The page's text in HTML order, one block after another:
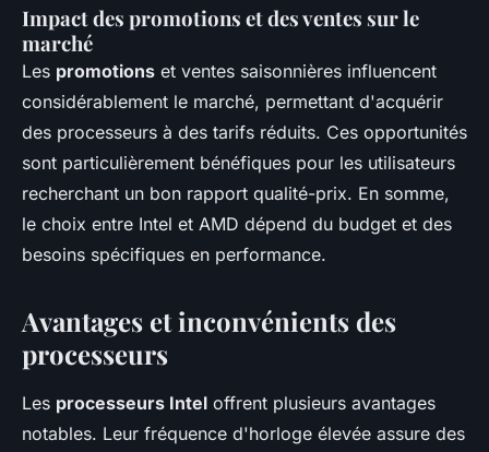
Impact des promotions et des ventes sur le
marché
Les promotions et ventes saisonnières influencent
considérablement le marché, permettant d'acquérir
des processeurs à des tarifs réduits. Ces opportunités
sont particulièrement bénéfiques pour les utilisateurs
recherchant un bon rapport qualité-prix. En somme,
le choix entre Intel et AMD dépend du budget et des
besoins spécifiques en performance.
Avantages et inconvénients des
processeurs
Les processeurs Intel offrent plusieurs avantages
notables. Leur fréquence d'horloge élevée assure des